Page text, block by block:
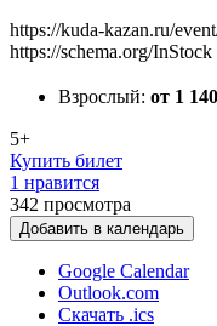
https://kuda-kazan.ru/
https://schema.org/InStock
Взрослый: от 1 140
5+
Купить билет
1 нравится
342 просмотра
Добавить в календарь
Google Calendar
Outlook.com
Скачать .ics